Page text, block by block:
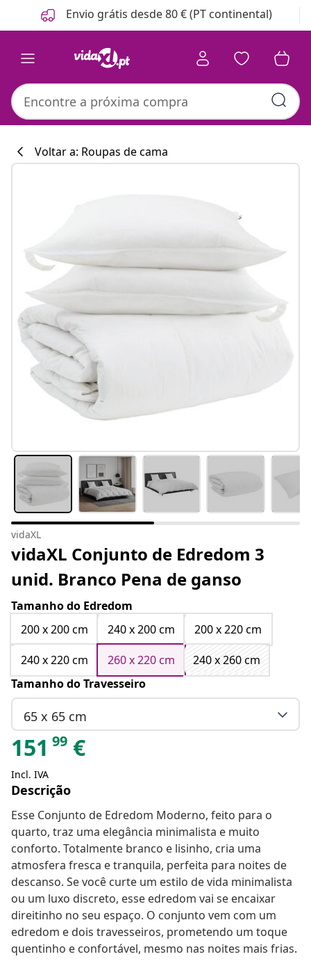
Anterior
Seguinte Envio grátis desde 80 € (PT continental)
Voltar a: Roupas de cama
vidaXL
vidaXL Conjunto de Edredom 3
unid. Branco Pena de ganso
Tamanho do Edredom
200 x 200 cm
240 x 200 cm
200 x 220 cm
240 x 220 cm
260 x 220 cm
240 x 260 cm
Tamanho do Travesseiro
65 x 65 cm
151 99 €
Incl. IVA
Descrição
Esse Conjunto de Edredom Moderno, feito para o
quarto, traz uma elegância minimalista e muito
conforto. Totalmente branco e lisinho, cria uma
atmosfera fresca e tranquila, perfeita para noites de
descanso. Se você curte um estilo de vida minimalista
ou um luxo discreto, esse edredom vai se encaixar
direitinho no seu espaço. O conjunto vem com um
edredom e dois travesseiros, prometendo um toque
quentinho e confortável, mesmo nas noites mais frias.